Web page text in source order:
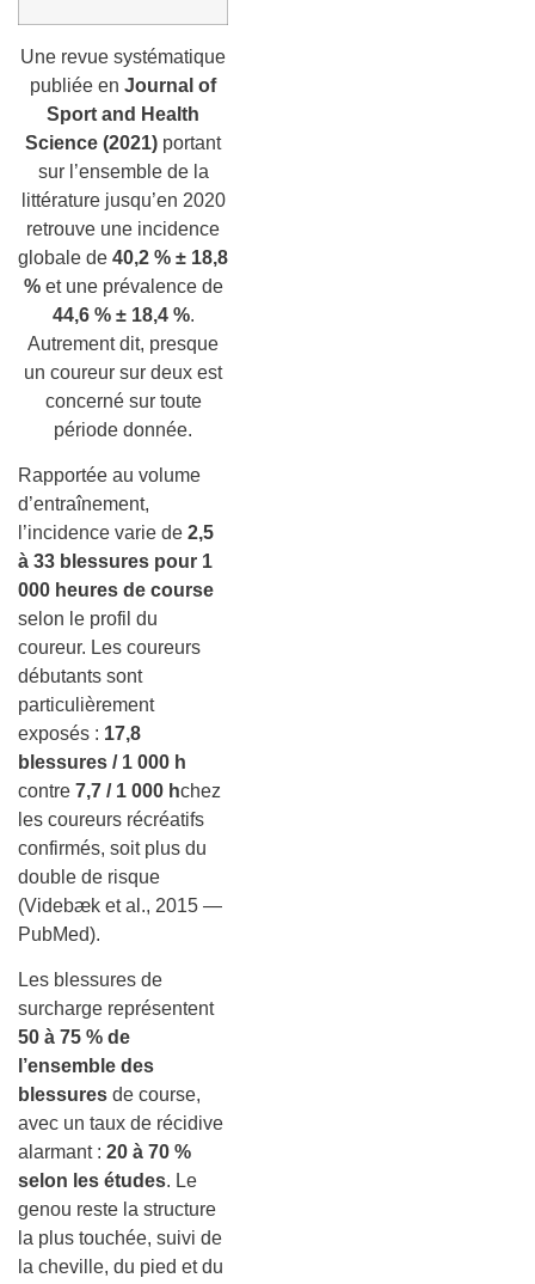
Une revue systématique
publiée enJournal of
Sport and Health
Science (2021) portant
sur l’ensemble de la
littérature jusqu’en 2020
retrouve une incidence
globale de40,2 % ± 18,8
%et une prévalence de
44,6 % ± 18,4 %.
Autrement dit, presque
un coureur sur deux est
concerné sur toute
période donnée.
Rapportée au volume
d’entraînement,
l’incidence varie de 2,5
à 33 blessures pour 1
000 heures de course
selon le profil du
coureur. Les coureurs
débutants sont
particulièrement
exposés : 17,8
blessures / 1 000 h
contre 7,7 / 1 000 hchez
les coureurs récréatifs
confirmés, soit plus du
double de risque
(Videbæk et al., 2015 —
PubMed).
Les blessures de
surcharge représentent
50 à 75 % de
l’ensemble des
blessures de course,
avec un taux de récidive
alarmant : 20 à 70 %
selon les études. Le
genou reste la structure
la plus touchée, suivi de
la cheville, du pied et du